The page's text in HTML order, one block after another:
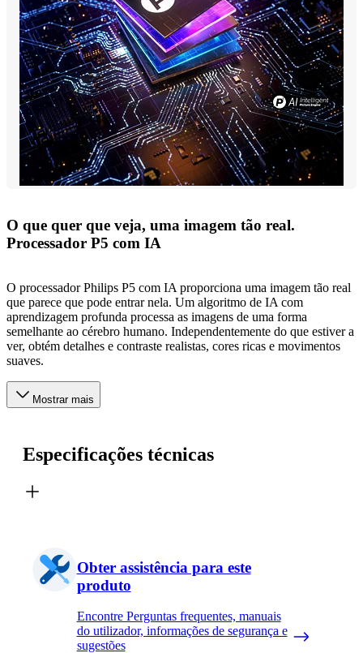
O que quer que veja, uma imagem tão real.
Processador P5 com IA
O processador Philips P5 com IA proporciona uma imagem tão real
que parece que pode entrar nela. Um algoritmo de IA com
aprendizagem profunda processa as imagens de uma forma
semelhante ao cérebro humano. Independentemente do que estiver a
ver, obtém detalhes e contraste realistas, cores ricas e movimentos
suaves.
Mostrar mais
Especificações técnicas
Obter assistência para este
produto
Encontre Perguntas frequentes, manuais
do utilizador, informações de segurança e
sugestões